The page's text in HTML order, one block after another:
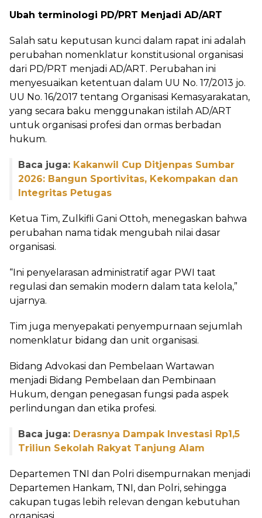
Ubah terminologi PD/PRT Menjadi AD/ART
Salah satu keputusan kunci dalam rapat ini adalah
perubahan nomenklatur konstitusional organisasi
dari PD/PRT menjadi AD/ART. Perubahan ini
menyesuaikan ketentuan dalam UU No. 17/2013 jo.
UU No. 16/2017 tentang Organisasi Kemasyarakatan,
yang secara baku menggunakan istilah AD/ART
untuk organisasi profesi dan ormas berbadan
hukum.
Baca juga: Kakanwil Cup Ditjenpas Sumbar
2026: Bangun Sportivitas, Kekompakan dan
Integritas Petugas
Ketua Tim, Zulkifli Gani Ottoh, menegaskan bahwa
perubahan nama tidak mengubah nilai dasar
organisasi.
“Ini penyelarasan administratif agar PWI taat
regulasi dan semakin modern dalam tata kelola,”
ujarnya.
Tim juga menyepakati penyempurnaan sejumlah
nomenklatur bidang dan unit organisasi.
Bidang Advokasi dan Pembelaan Wartawan
menjadi Bidang Pembelaan dan Pembinaan
Hukum, dengan penegasan fungsi pada aspek
perlindungan dan etika profesi.
Baca juga: Derasnya Dampak Investasi Rp1,5
Triliun Sekolah Rakyat Tanjung Alam
Departemen TNI dan Polri disempurnakan menjadi
Departemen Hankam, TNI, dan Polri, sehingga
cakupan tugas lebih relevan dengan kebutuhan